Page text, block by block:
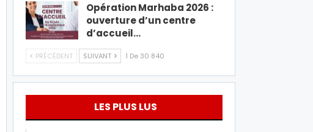
Opération Marhaba 2026 :
ouverture d’un centre
d’accueil…
PRÉCÉDENT SUIVANT 1 De 30 840
LES PLUS LUS